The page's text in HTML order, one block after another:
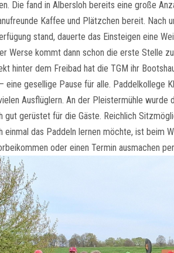
Die fand in Albersloh bereits eine große
Kaffee und Plätzchen bereit.
stand, dauerte das Einsteigen eine
Werse kommt dann schon die erste Stelle
hinter dem Freibad hat die TGM ihr
gesellige Pause für alle. Paddelkollege
Ausflüglern. An der Pleistermühle
gerüstet für die Gäste. Reichlich
das Paddeln lernen möchte, ist
oder einen Termin ausmachen